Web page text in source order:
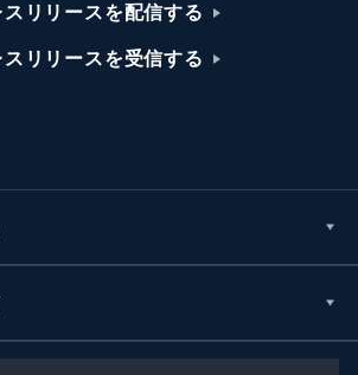
スリリースを配信する
スリリースを受信する